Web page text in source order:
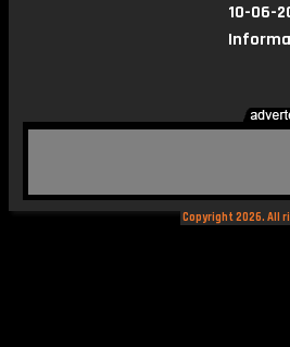
10-06-
Copyright 2026. All